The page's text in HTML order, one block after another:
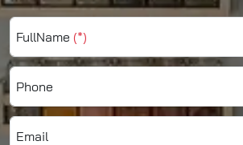
FullName (*)
Phone
Email